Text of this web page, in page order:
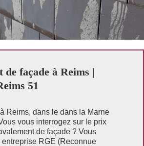
de façade à Reims |
51
Reims, dans le dans la Marne
vous interrogez sur le prix
de façade ? Vous
RGE (Reconnue